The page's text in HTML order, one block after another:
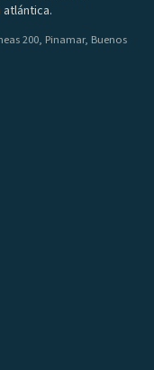
200, Pinamar, Buenos